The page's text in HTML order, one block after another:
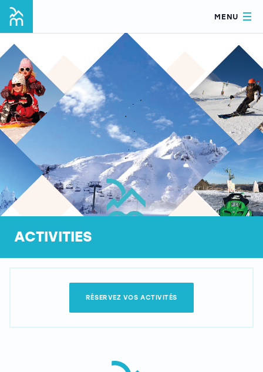
MENU
ACTIVITIES
RÉSERVEZ VOS ACTIVITÉS